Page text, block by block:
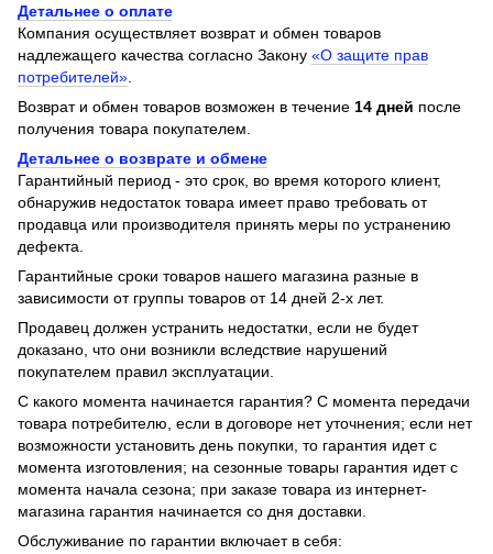
Детальнее о оплате
Компания осуществляет возврат и обмен товаров
надлежащего качества согласно Закону «О защите прав
потребителей»
Возврат и обмен товаров возможен в течение 14 дней после
получения товара покупателем.
Детальнее о возврате и обмене
Гарантийный период - это срок, во время которого клиент,
обнаружив недостаток товара имеет право требовать от
продавца или производителя принять меры по устранению
дефекта.
Гарантийные сроки товаров нашего магазина разные в
зависимости от группы товаров от 14 дней 2-х лет.
Продавец должен устранить недостатки, если не будет
доказано, что они возникли вследствие нарушений
покупателем правил эксплуатации.
С какого момента начинается гарантия? С момента передачи
товара потребителю, если в договоре нет уточнения; если нет
возможности установить день покупки, то гарантия идет с
момента изготовления; на сезонные товары гарантия идет с
момента начала сезона; при заказе товара из интернет-
магазина гарантия начинается со дня доставки.
Обслуживание по гарантии включает в себя: